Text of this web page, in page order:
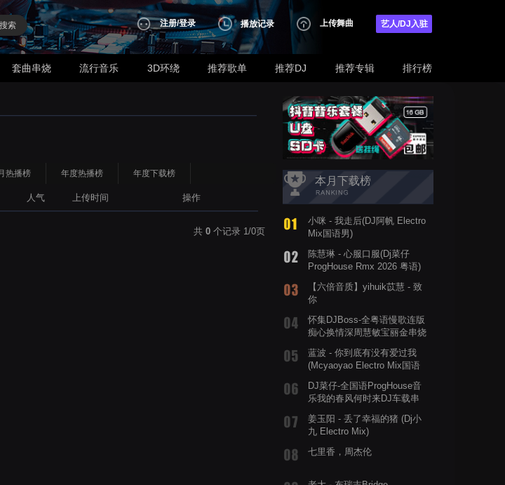
搜索 注册/登录 播放记录 上传舞曲 艺人/DJ入驻
套曲串烧 流行音乐 3D环绕 推荐歌单 推荐DJ 推荐专辑 排行榜
热播榜 年度热播榜 年度下载榜
人气 上传时间 操作
共 0 个记录 1/0页
本月下载榜
小咪 - 我走后(DJ阿帆 Electro
Mix国语男)
陈慧琳 - 心服口服(Dj菜仔
ProgHouse Rmx 2026 粤语)
【六倍音质】yihuik苡慧 - 致
你
怀集DJBoss-全粤语慢歌连版
痴心换情深周慧敏宝丽金串烧
蓝波 - 你到底有没有爱过我
(Mcyaoyao Electro Mix国语
DJ菜仔-全国语ProgHouse音
乐我的春风何时来DJ车载串
姜玉阳 - 丢了幸福的猪 (Dj小
九 Electro Mix)
七里香，周杰伦